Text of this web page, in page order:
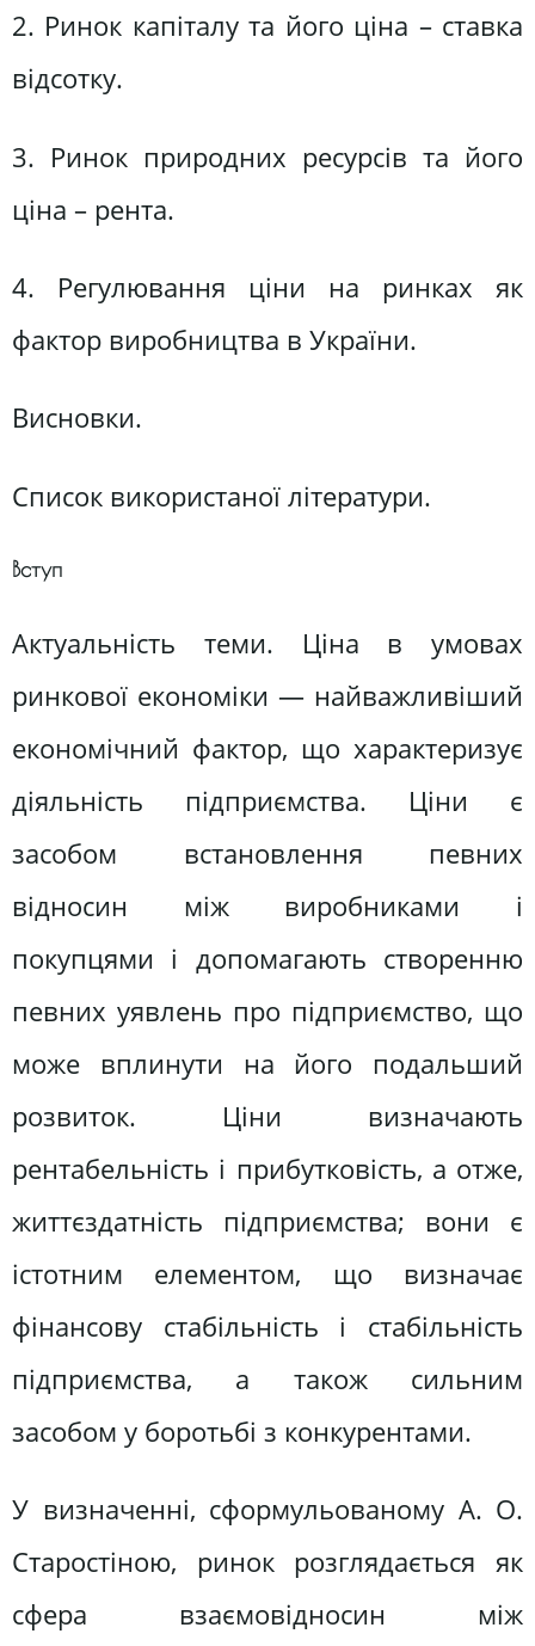
2. Ринок капіталу та його ціна – ставка
відсотку.
3. Ринок природних ресурсів та його
ціна – рента.
4. Регулювання ціни на ринках як
фактор виробництва в України.
Висновки.
Список використаної літератури.
Вступ
Актуальність теми. Ціна в умовах
ринкової економіки — найважливіший
економічний фактор, що характеризує
діяльність підприємства. Ціни є
засобом встановлення певних
відносин між виробниками і
покупцями і допомагають створенню
певних уявлень про підприємство, що
може вплинути на його подальший
розвиток. Ціни визначають
рентабельність і прибутковість, а отже,
життєздатність підприємства; вони є
істотним елементом, що визначає
фінансову стабільність і стабільність
підприємства, а також сильним
засобом у боротьбі з конкурентами.
У визначенні, сформульованому А. О.
Старостіною, ринок розглядається як
сфера взаємовідносин між